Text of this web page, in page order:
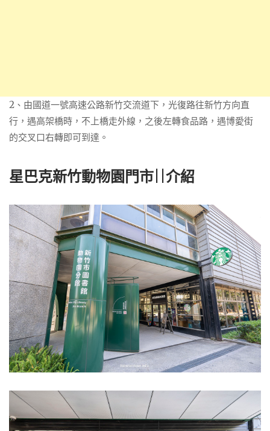
2、由國道一號高速公路新竹交流道下，光復路往新竹方向直
行，遇高架橋時，不上橋走外線，之後左轉食品路，遇博愛街
的交叉口右轉即可到達。
星巴克新竹動物園門市||介紹